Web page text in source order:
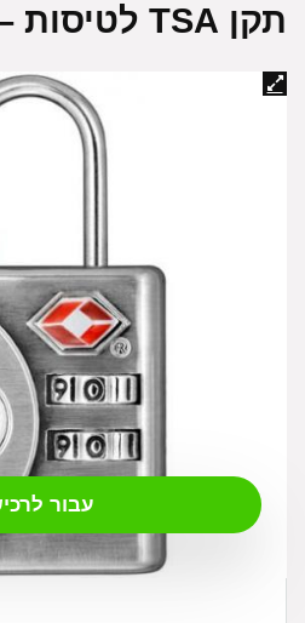
תקן TSA לטיסות – צבע ניקל
עבור